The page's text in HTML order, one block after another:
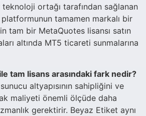
ortağı tarafından sağlanan
tamamen markalı bir
tam bir MetaQuotes lisansı satın
altında MT5 ticareti sunmalarına
tam lisans arasındaki fark nedir?
altyapısının sahipliğini ve
maliyeti önemli ölçüde daha
gerektirir. Beyaz Etiket aynı